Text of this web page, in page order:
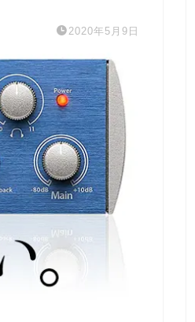
2020年5月9日